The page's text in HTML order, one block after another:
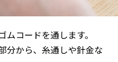
コードを通します。
分から、糸通しや針金な